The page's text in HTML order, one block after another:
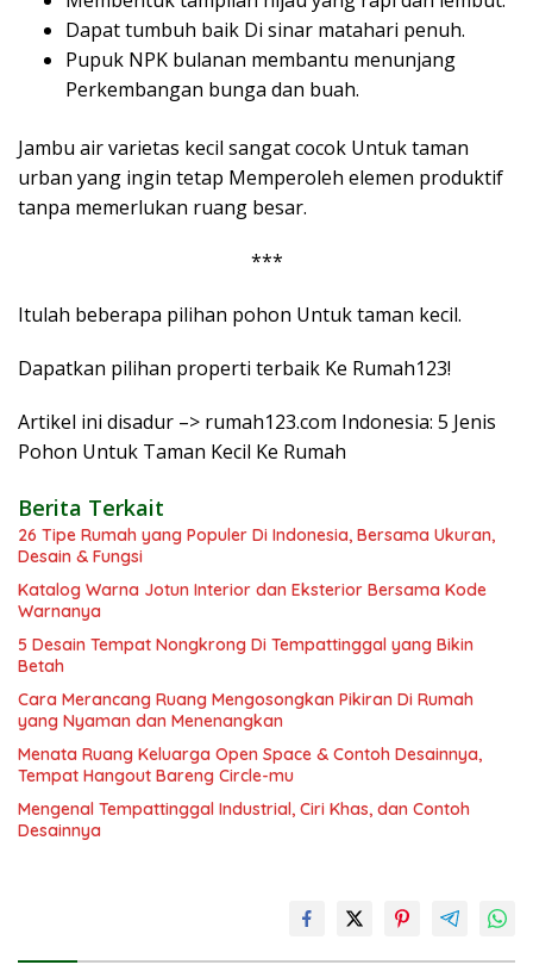
Dapat tumbuh baik Di sinar matahari penuh.
Pupuk NPK bulanan membantu menunjang
Perkembangan bunga dan buah.
Jambu air varietas kecil sangat cocok Untuk taman
urban yang ingin tetap Memperoleh elemen produktif
tanpa memerlukan ruang besar.
***
Itulah beberapa pilihan pohon Untuk taman kecil.
Dapatkan pilihan properti terbaik Ke Rumah123!
Artikel ini disadur –> rumah123.com Indonesia: 5 Jenis
Pohon Untuk Taman Kecil Ke Rumah
Berita Terkait
26 Tipe Rumah yang Populer Di Indonesia, Bersama Ukuran,
Desain & Fungsi
Katalog Warna Jotun Interior dan Eksterior Bersama Kode
Warnanya
5 Desain Tempat Nongkrong Di Tempattinggal yang Bikin
Betah
Cara Merancang Ruang Mengosongkan Pikiran Di Rumah
yang Nyaman dan Menenangkan
Menata Ruang Keluarga Open Space & Contoh Desainnya,
Tempat Hangout Bareng Circle-mu
Mengenal Tempattinggal Industrial, Ciri Khas, dan Contoh
Desainnya